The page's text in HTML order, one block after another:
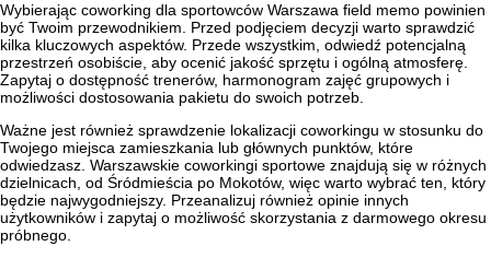
Wybierając coworking dla sportowców Warszawa field memo powinien
być Twoim przewodnikiem. Przed podjęciem decyzji warto sprawdzić
kilka kluczowych aspektów. Przede wszystkim, odwiedź potencjalną
przestrzeń osobiście, aby ocenić jakość sprzętu i ogólną atmosferę.
Zapytaj o dostępność trenerów, harmonogram zajęć grupowych i
możliwości dostosowania pakietu do swoich potrzeb.
Ważne jest również sprawdzenie lokalizacji coworkingu w stosunku do
Twojego miejsca zamieszkania lub głównych punktów, które
odwiedzasz. Warszawskie coworkingi sportowe znajdują się w różnych
dzielnicach, od Śródmieścia po Mokotów, więc warto wybrać ten, który
będzie najwygodniejszy. Przeanalizuj również opinie innych
użytkowników i zapytaj o możliwość skorzystania z darmowego okresu
próbnego.